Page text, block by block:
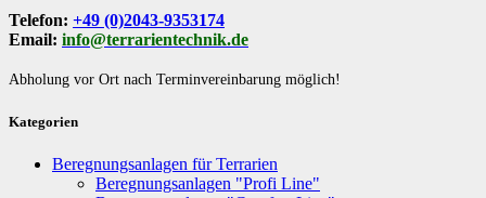
Telefon: +49 (0)2043-9353174
Email: info@terrarientechnik.de
Abholung vor Ort nach Terminvereinbarung möglich!
Kategorien
Beregnungsanlagen für Terrarien
Beregnungsanlagen "Profi Line"